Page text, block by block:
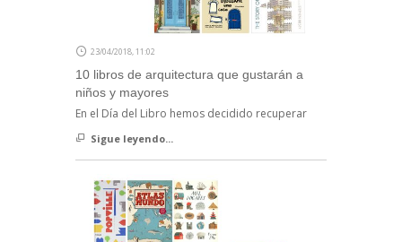
23/04/2018, 11:02
10 libros de arquitectura que gustarán a
niños y mayores
En el Día del Libro hemos decidido recuperar
Sigue leyendo...